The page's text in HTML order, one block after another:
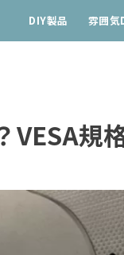
DIY製品 雰囲気
VESA規